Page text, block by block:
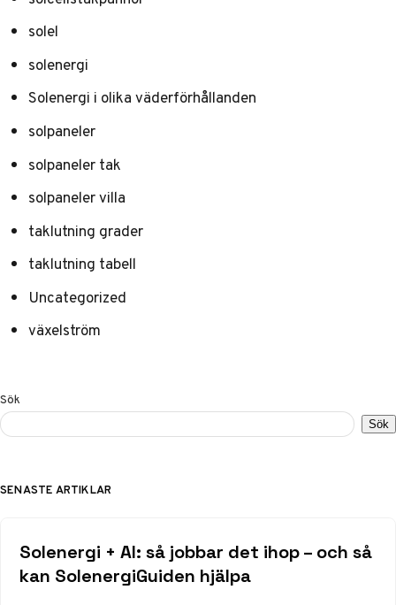
solel
solenergi
Solenergi i olika väderförhållanden
solpaneler
solpaneler tak
solpaneler villa
taklutning grader
taklutning tabell
Uncategorized
växelström
Sök
Sök
SENASTE ARTIKLAR
Solenergi + AI: så jobbar det ihop – och så
kan SolenergiGuiden hjälpa